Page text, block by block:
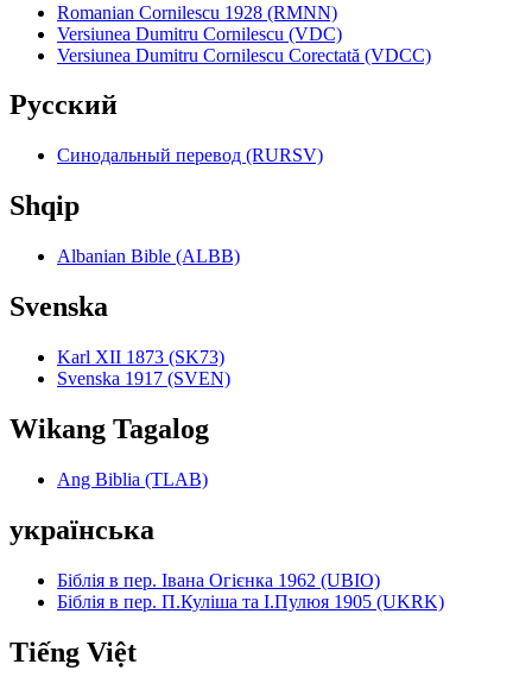
Romanian Cornilescu 1928 (RMNN)
Versiunea Dumitru Cornilescu (VDC)
Versiunea Dumitru Cornilescu Corectată (VDCC)
Pyccкий
Синодальный перевод (RURSV)
Shqip
Albanian Bible (ALBB)
Svenska
Karl XII 1873 (SK73)
Svenska 1917 (SVEN)
Wikang Tagalog
Ang Biblia (TLAB)
українська
Біблія в пер. Івана Огієнка 1962 (UBIO)
Біблія в пер. П.Куліша та І.Пулюя 1905 (UKRK)
Tiếng Việt